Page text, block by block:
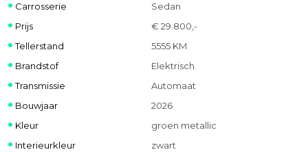
Carrosserie
Sedan
Prijs
€ 29.800,-
Tellerstand
5555 KM
Brandstof
Elektrisch
Transmissie
Automaat
Bouwjaar
2026
Kleur
groen metallic
Interieurkleur
zwart